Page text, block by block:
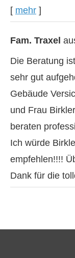
[ mehr ]
Fam. Traxel
Die Beratung
sehr gut
Gebäude
und Frau
beraten
Ich würde
empfehlen!!!!
Dank für die